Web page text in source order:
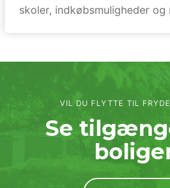
skoler, indkøbsmuligheder og
VIL DU FLYTTE TIL
Se